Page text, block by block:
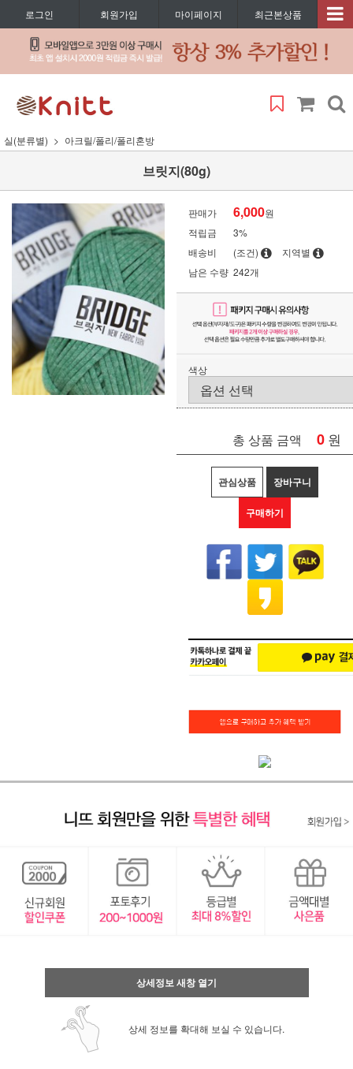
로그인 회원가입 마이페이지 최근본상품
실(분류별) 아크릴/폴리/폴리혼방
브릿지(80g)
판매가 6,000원
적립금
3%
배송비
(조건)
지역별
남은 수량 242개
색상
총 상품 금액 0 원
관심상품 장바구니
구매하기
상세정보 새창 열기
상세 정보를 확대해 보실 수 있습니다.